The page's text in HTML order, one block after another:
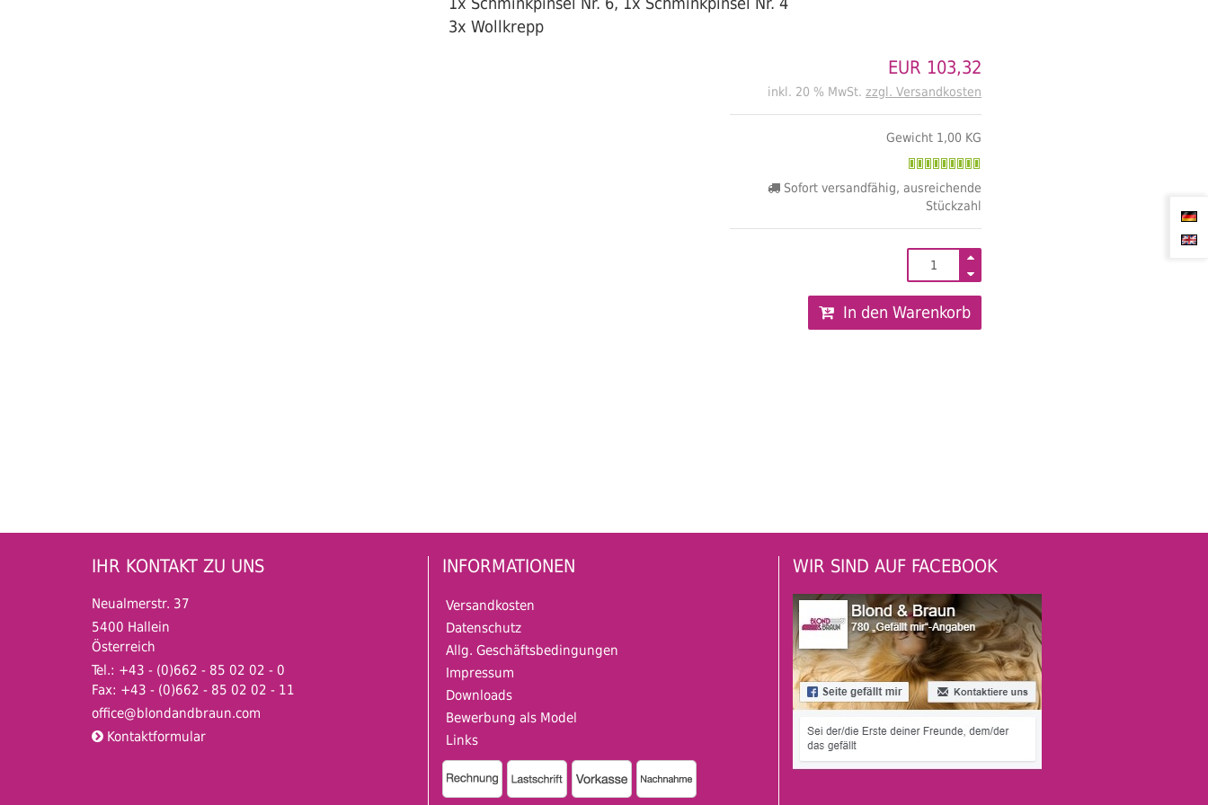
3x Wollkrepp
EUR 103,32
inkl. 20 % MwSt. zzgl. Versandkosten
Gewicht 1,00 KG
Sofort versandfähig, ausreichende
Stückzahl
In den Warenkorb
IHR KONTAKT ZU UNS
Neualmerstr. 37
5400 Hallein
Österreich
Tel.: +43 - (0)662 - 85 02 02 - 0
Fax: +43 - (0)662 - 85 02 02 - 11
office@blondandbraun.com
Kontaktformular
INFORMATIONEN
Versandkosten
Datenschutz
Allg. Geschäftsbedingungen
Impressum
Downloads
Bewerbung als Model
Links
WIR SIND AUF FACEBOOK